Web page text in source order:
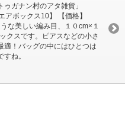
ゥガナン村のアタ雑貨」
アボックス10】 【価格】
な美しい編み目、１０cm×１
クスです。ピアスなどの小さ
適！バッグの中にはひとつは
ね。